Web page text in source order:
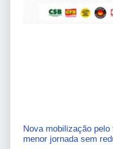
Nova mobilização
menor jornada sem